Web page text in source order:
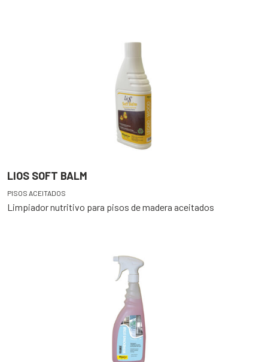
LIOS SOFT BALM
PISOS ACEITADOS
Limpiador nutritivo para pisos de madera aceitados